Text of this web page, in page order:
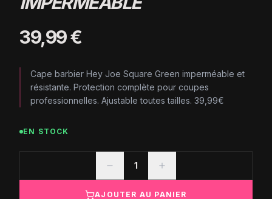
39,99 €
Cape barbier Hey Joe Square Green imperméable et
résistante. Protection complète pour coupes
professionnelles. Ajustable toutes tailles. 39,99€
EN STOCK
1
AJOUTER AU PANIER